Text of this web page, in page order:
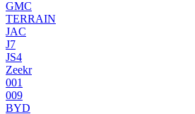
GMC
TERRAIN
JAC
J7
JS4
Zeekr
001
009
BYD